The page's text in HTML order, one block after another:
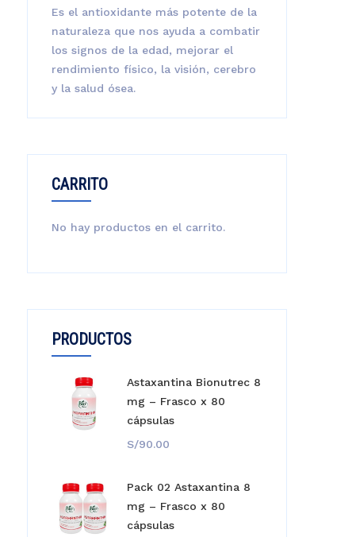
Es el antioxidante más potente de la
naturaleza que nos ayuda a combatir
los signos de la edad, mejorar el
rendimiento físico, la visión, cerebro
y la salud ósea.
CARRITO
No hay productos en el carrito.
PRODUCTOS
Astaxantina Bionutrec 8
mg – Frasco x 80
cápsulas
S/90.00
Pack 02 Astaxantina 8
mg – Frasco x 80
cápsulas